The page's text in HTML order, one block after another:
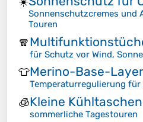
Sonnenschutzcremes und
Touren
🧣
für Schutz vor Wind,
👕Merino-Base-Layer
Temperaturregulierung
🧊Kleine Kühltaschen
sommerliche Tagestouren